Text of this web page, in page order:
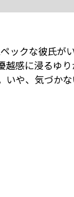
ックな彼氏が
越感に浸るゆ
いや、気づか